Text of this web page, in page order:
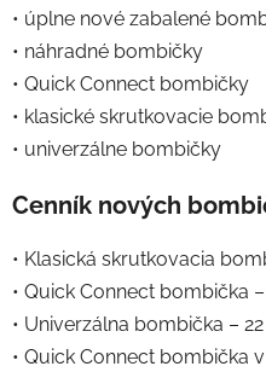
• úplne nové zabalené
• náhradné bombičky
• Quick Connect bombičky
• klasické skrutkovacie
• univerzálne bombičky
Cenník nových
• Klasická skrutkovacia
• Quick Connect bombička
• Univerzálna bombička –
• Quick Connect bombička